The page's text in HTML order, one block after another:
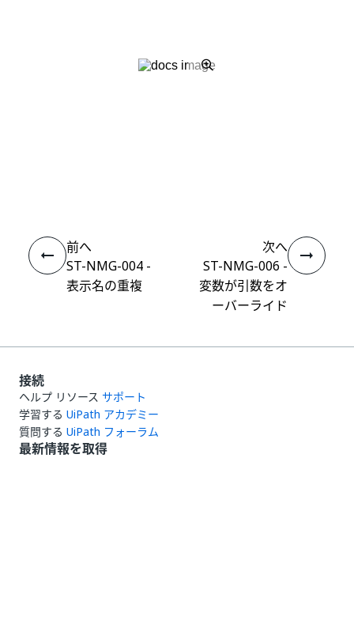
前へ
ST-NMG-004 -
表示名の重複
次へ
ST-NMG-006 -
変数が引数をオ
ーバーライド
接続
ヘルプ リソース サポート
学習する UiPath アカデミー
質問する UiPath フォーラム
最新情報を取得